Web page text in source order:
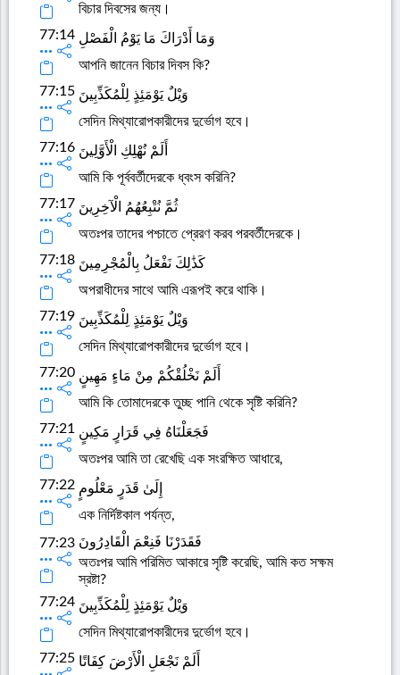
বিচার দিবসের জন্য।
77:14 وَمَا أَدْرَاكَ مَا يَوْمُ الْفَصْلِ
আপনি জানেন বিচার দিবস কি?
77:15 وَيْلٌ يَوْمَئِذٍ لِلْمُكَذِّبِينَ
সেদিন মিথ্যারোপকারীদের দুর্ভোগ হবে।
77:16 أَلَمْ نُهْلِكِ الْأَوَّلِينَ
আমি কি পূর্ববর্তীদেরকে ধ্বংস করিনি?
77:17 ثُمَّ نُتْبِعُهُمُ الْآخِرِينَ
অতঃপর তাদের পশ্চাতে প্রেরণ করব পরবর্তীদেরকে।
77:18 كَذَٰلِكَ نَفْعَلُ بِالْمُجْرِمِينَ
অপরাধীদের সাথে আমি এরূপই করে থাকি।
77:19 وَيْلٌ يَوْمَئِذٍ لِلْمُكَذِّبِينَ
সেদিন মিথ্যারোপকারীদের দুর্ভোগ হবে।
77:20 أَلَمْ نَخْلُقْكُمْ مِنْ مَاءٍ مَهِينٍ
আমি কি তোমাদেরকে তুচ্ছ পানি থেকে সৃষ্টি করিনি?
77:21 فَجَعَلْنَاهُ فِي قَرَارٍ مَكِينٍ
অতঃপর আমি তা রেখেছি এক সংরক্ষিত আধারে,
77:22 إِلَىٰ قَدَرٍ مَعْلُومٍ
এক নির্দিষ্টকাল পর্যন্ত,
77:23 فَقَدَرْنَا فَنِعْمَ الْقَادِرُونَ
অতঃপর আমি পরিমিত আকারে সৃষ্টি করেছি, আমি কত সক্ষম
স্রষ্টা?
77:24 وَيْلٌ يَوْمَئِذٍ لِلْمُكَذِّبِينَ
সেদিন মিথ্যারোপকারীদের দুর্ভোগ হবে।
77:25 أَلَمْ نَجْعَلِ الْأَرْضَ كِفَاتًا